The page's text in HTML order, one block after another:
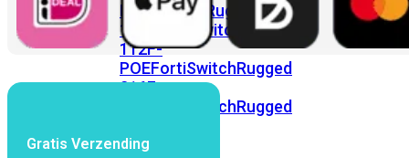
FortiSwitchRugged
108F
FortiSwitchRugged
112F-
POEFortiSwitchRugged
216F-
FortiSwitchRugged
POE
Gratis Verzending